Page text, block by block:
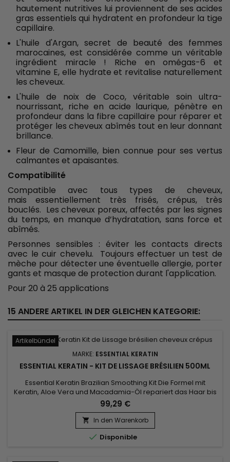
hautement nutritives lui proviennent de ses acides
gras essentiels qui hydratent en profondeur la tige
capillaire.
L'huile d'Argan, secret de beauté des femmes
marocaines, est considérée comme un véritable
ingrédient miracle ! Riche en omégas-6 et
vitamine E, elle hydrate et revitalise naturellement
les cheveux.
L'huile de noix de Coco, véritable soin ultra-
nourrissant, riche en acide laurique, pénètre en
profondeur dans la fibre capillaire pour réparer et
protéger les cheveux abîmés tout en leur donnant
brillance.
Fleur de Camomille, bien connue pour ses vertus
calmantes et apaisantes.
Compatibilité
Compatible avec tous types de cheveux,
mais essentiellement très frisés, crépus, très
bouclés. Les cheveux poreux, affectés par les signes
du temps, en manque d’hydratation, sans force et
abîmés.
Personnes sensibles : éviter les contacts directs
avec le cuir chevelu. Toujours effectuer un test de
mèche pour détecter une éventuelle allergie, porter
gants et masque de protection durant l'application.
Pour 20 à 25 applications
15 ANDERE ARTIKEL IN DER GLEICHEN KATEGORIE:
Artikelbündel
MARKE: ESSENTIAL KERATIN
ESSENTIAL KERATIN - KIT DE LISSAGE BRÉSILIEN 500ML
Essential Keratin Brazilian Smoothing Kit Die Formel mit
Keratin, Aloe Vera und Macadamia-Öl repariert das Haar bis
zum Kortex und verleiht ihm Geschmeidigkeit und Glanz.
Entwickelt für sehr lockiges, krauses Haar, reduziert das
Brazilian Keratin Essential Smoothing Volumen, kontrolliert
Frizz und gibt ultra-glattes Haar dauerhafte Ergebnisse !
99,29 €
 In den Warenkorb
 Disponible